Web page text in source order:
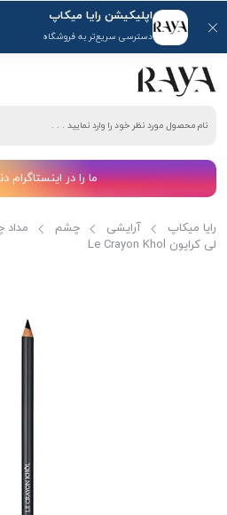
اپلیکیشن رایا میکاپ
دسترسی سریع‌تر به فروشگاه
ما را در اینستاگرام
رایا میکاپ آرایشی چشم
لی کرایون Le Crayon Khol